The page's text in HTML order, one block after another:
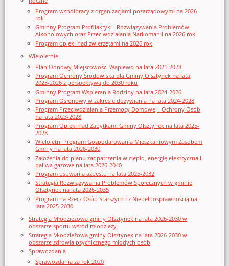
Program współpracy z organizacjami pozarządowymi na 2026
rok
Gminny Program Profilaktyki i Rozwiązywania Problemów
Alkoholowych oraz Przeciwdziałania Narkomanii na 2026 rok
Program opieki nad zwierzętami na 2026 rok
Wieloletnie
Plan Odnowy Miejscowości Waplewo na lata 2021-2028
Program Ochrony Środowiska dla Gminy Olsztynek na lata
2023-2026 z perspektywą do 2030 roku
Gminny Program Wspierania Rodziny na lata 2024-2026
Program Osłonowy w zakresie dożywiania na lata 2024-2028
Program Przeciwdziałania Przemocy Domowej i Ochrony Osób
na lata 2023-2028
Program Opieki nad Zabytkami Gminy Olsztynek na lata 2025-
2028
Wieloletni Program Gospodarowania Mieszkaniowym Zasobem
Gminy na lata 2026-2030
Założenia do planu zaopatrzenia w ciepło, energię elektryczna i
paliwa gazowe na lata 2026-2040
Program usuwania azbestu na lata 2025-2032
Strategia Rozwiązywania Problemów Społecznych w gminie
Olsztynek na lata 2026-2035
Program na Rzecz Osób Starszych i z Niepełnosprawnością na
lata 2025-2030
Strategia Młodzieżowa gminy Olsztynek na lata 2026-2030 w
obszarze sportu wśród młodzieży
Strategia Młodzieżowa gminy Olsztynek na lata 2026-2030 w
obszarze zdrowia psychicznego młodych osób
Sprawozdania
Sprawozdania za rok 2020